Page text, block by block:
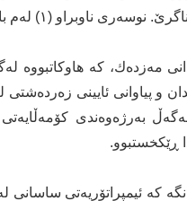
(١) لەم بارەوە نوسیویەتی:
مەزدەك، کە ھاوکاتبووە
و پیاوانی ئایینی
بەرژەوەندی
ڕێکخستبوو.
کە ئیمپراتۆریەتی